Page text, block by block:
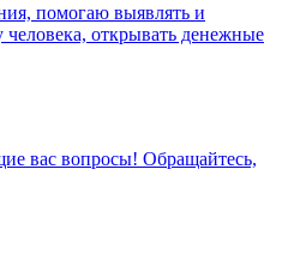
помогаю выявлять и
человека, открывать денежные
вас вопросы! Обращайтесь,